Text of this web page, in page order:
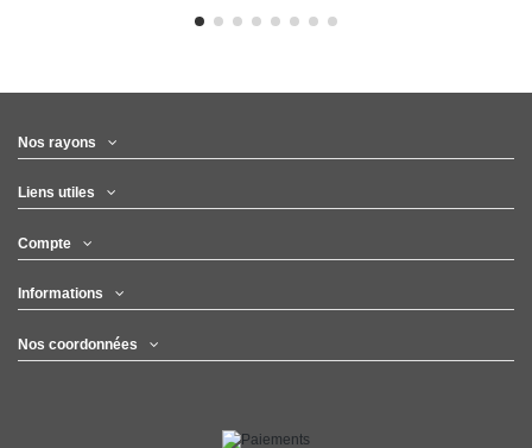
Nos rayons
Liens utiles
Compte
Informations
Nos coordonnées